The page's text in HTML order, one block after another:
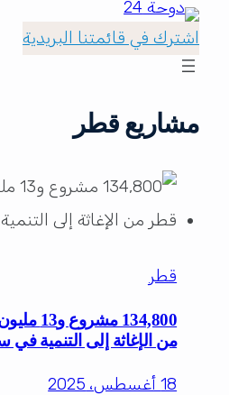
اشترك في قائمتنا البريدية
مشاريع قطر
قطر
134,800
من الإغاثة إلى التنمية في
18 أغسطس، 2025